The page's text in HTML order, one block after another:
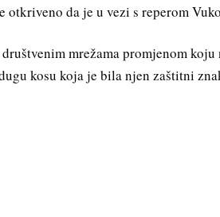
otkriveno da je u vezi s reperom
mrežama promjenom
kosu koja je bila njen zaštitni